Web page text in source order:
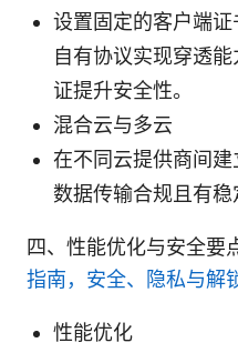
设置固定的客户端
自有协议实现穿透
证提升安全性。
混合云与多云
在不同云提供商间
数据传输合规且有稳
四、性能优化与安全要
指南，安全、隐私与解
性能优化